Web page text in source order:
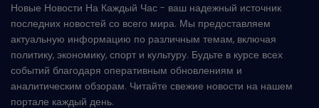
Новые Новости На Каждый Час - ваш надежный источник
последних новостей со всего мира. Мы предоставляем
актуальную информацию по различным темам, включая
политику, экономику, спорт и культуру. Будьте в курсе всех
событий благодаря оперативным обновлениям и
аналитическим обзорам. Читайте свежие новости на нашем
портале каждый день.